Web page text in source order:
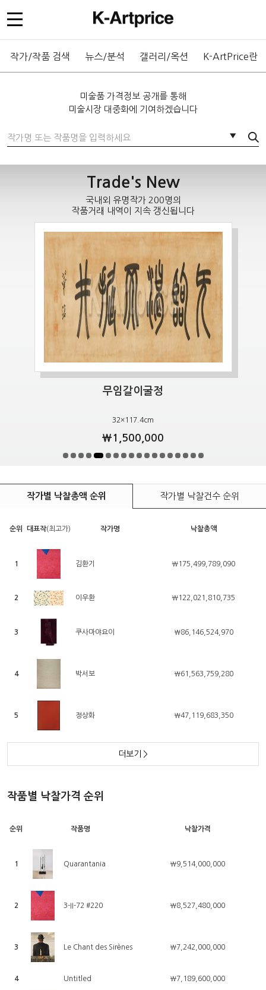
작가/작품 검색 뉴스/분석 갤러리/옥션 K-ArtPrice란
미술품 가격정보 공개를 통해
미술시장 대중화에 기여하겠습니다
▼
Trade's New
국내외 유명작가 200명의
작품거래 내역이 지속 갱신됩니다
무임갈이굴정
32×117.4cm
￦1,500,000
작가별 낙찰총액 순위 작가별 낙찰건수 순위
순위 대표작(최고가) 작가명 낙찰총액
1 김환기 ￦175,499,789,090
2 이우환 ￦122,021,810,735
3 쿠사마야요이 ￦86,146,524,970
4 박서보 ￦61,563,759,280
5 정상화 ￦47,119,683,350
더보기 >
작품별 낙찰가격 순위
순위 작품명 낙찰가격
1 Quarantania ￦9,514,000,000
2 3-II-72 #220 ￦8,527,480,000
3 Le Chant des Sirènes ￦7,242,000,000
4 Untitled ￦7,189,600,000